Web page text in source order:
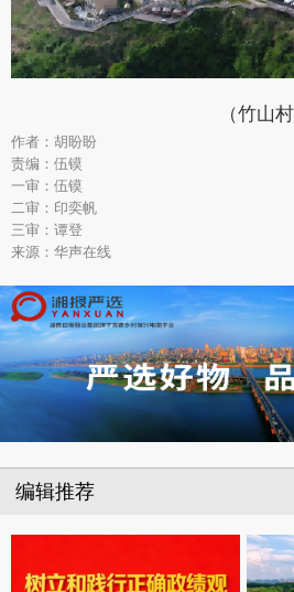
（竹山村
作者：胡盼盼
责编：伍镆
一审：伍镆
二审：印奕帆
三审：谭登
来源：华声在线
编辑推荐